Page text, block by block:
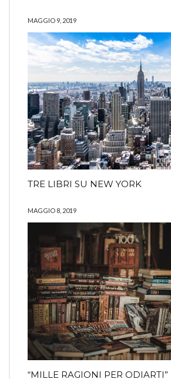
MAGGIO 9, 2019
TRE LIBRI SU NEW YORK
MAGGIO 8, 2019
“MILLE RAGIONI PER